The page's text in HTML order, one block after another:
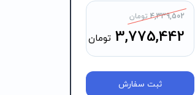
4,339,502 تومان
3,775,442 تومان
ثبت سفارش